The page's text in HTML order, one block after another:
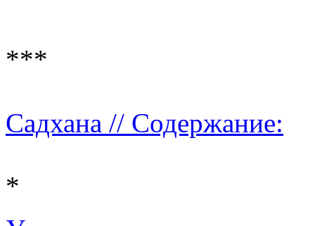
***
Садхана // Содержание:
*